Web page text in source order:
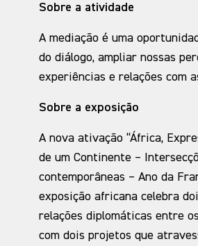
Sobre a atividade
A mediação é uma
do diálogo, ampliar nossas
experiências e relações com
Sobre a exposição
A nova ativação “África,
de um Continente –
contemporâneas – Ano da
exposição africana celebra
relações diplomáticas entre
com dois projetos que